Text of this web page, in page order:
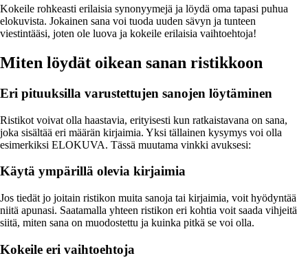
Kokeile rohkeasti erilaisia synonyymejä ja löydä oma tapasi puhua
elokuvista. Jokainen sana voi tuoda uuden sävyn ja tunteen
viestintääsi, joten ole luova ja kokeile erilaisia vaihtoehtoja!
Miten löydät oikean sanan ristikkoon
Eri pituuksilla varustettujen sanojen löytäminen
Ristikot voivat olla haastavia, erityisesti kun ratkaistavana on sana,
joka sisältää eri määrän kirjaimia. Yksi tällainen kysymys voi olla
esimerkiksi ELOKUVA. Tässä muutama vinkki avuksesi:
Käytä ympärillä olevia kirjaimia
Jos tiedät jo joitain ristikon muita sanoja tai kirjaimia, voit hyödyntää
niitä apunasi. Saatamalla yhteen ristikon eri kohtia voit saada vihjeitä
siitä, miten sana on muodostettu ja kuinka pitkä se voi olla.
Kokeile eri vaihtoehtoja